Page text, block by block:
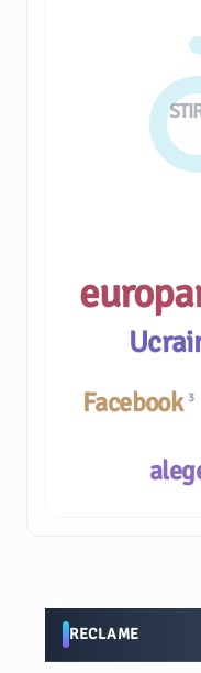
Facebook 3
RECLAME